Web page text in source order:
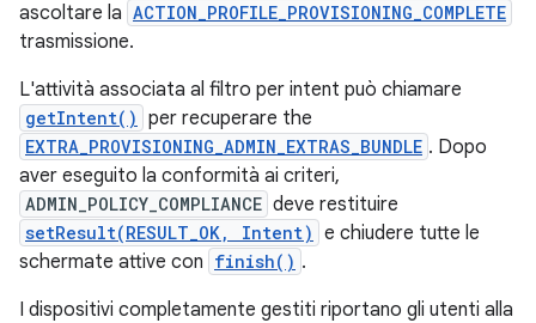
ascoltare la ACTION_PROFILE_PROVISIONING_COMPLETE
trasmissione.
L'attività associata al filtro per intent può chiamare
getIntent() per recuperare the
EXTRA_PROVISIONING_ADMIN_EXTRAS_BUNDLE . Dopo
aver eseguito la conformità ai criteri,
ADMIN_POLICY_COMPLIANCE deve restituire
setResult(RESULT_OK, Intent) e chiudere tutte le
schermate attive con finish() .
I dispositivi completamente gestiti riportano gli utenti alla